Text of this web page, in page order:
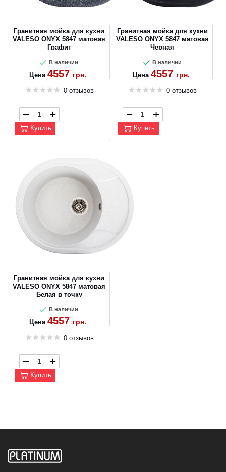
Гранитная мойка для кухни
VALESO ONYX 5847 матовая
Графит
В наличии
Цена 4557 грн.
0 отзывов
Купить
Гранитная мойка для кухни
VALESO ONYX 5847 матовая
Черная
В наличии
Цена 4557 грн.
0 отзывов
Купить
Гранитная мойка для кухни
VALESO ONYX 5847 матовая
Белая в точку
В наличии
Цена 4557 грн.
0 отзывов
Купить